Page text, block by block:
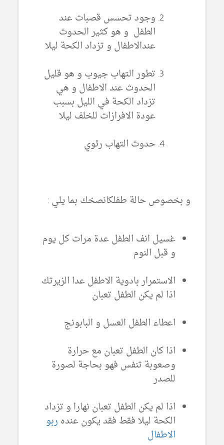
وجود تحسس قصبات عند
الطفل و هو كثير الحدوث
عندالاطفال و تزداد الكحة ليلا
تطور التهاب جيوب و هو قليل
الحدوث عند الاطفال و هي
تزداد الكحة في الليل بسبب
عودة الافرازات للخلف ليلا
حدوث التهاب رئوي
و بخصوص حالة طفلكانصخك بما يلي :
غسيل انف الطفل عدة مرات كل يوم
و قبل النوم
الاستمرار بادوية الاطفل عدا الزيرتك
اذا لم يكن الطفل تعبان
اعطاء الطفل العسل و البابونج
اذا كان الطفل تعبان مع حرارة
وصعوبة تنفس فهو بحاجة لصورة
للصدر
اذا لم يكن الطفل تعبان نهارا و تزداد
الكحة ليلا فقط فقد يكون عنده ربو
الاطفال